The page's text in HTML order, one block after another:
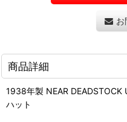
お
商品詳細
1938年製 NEAR DEADSTOCK
ハット